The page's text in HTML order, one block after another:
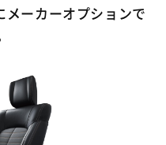
メーカーオプションで